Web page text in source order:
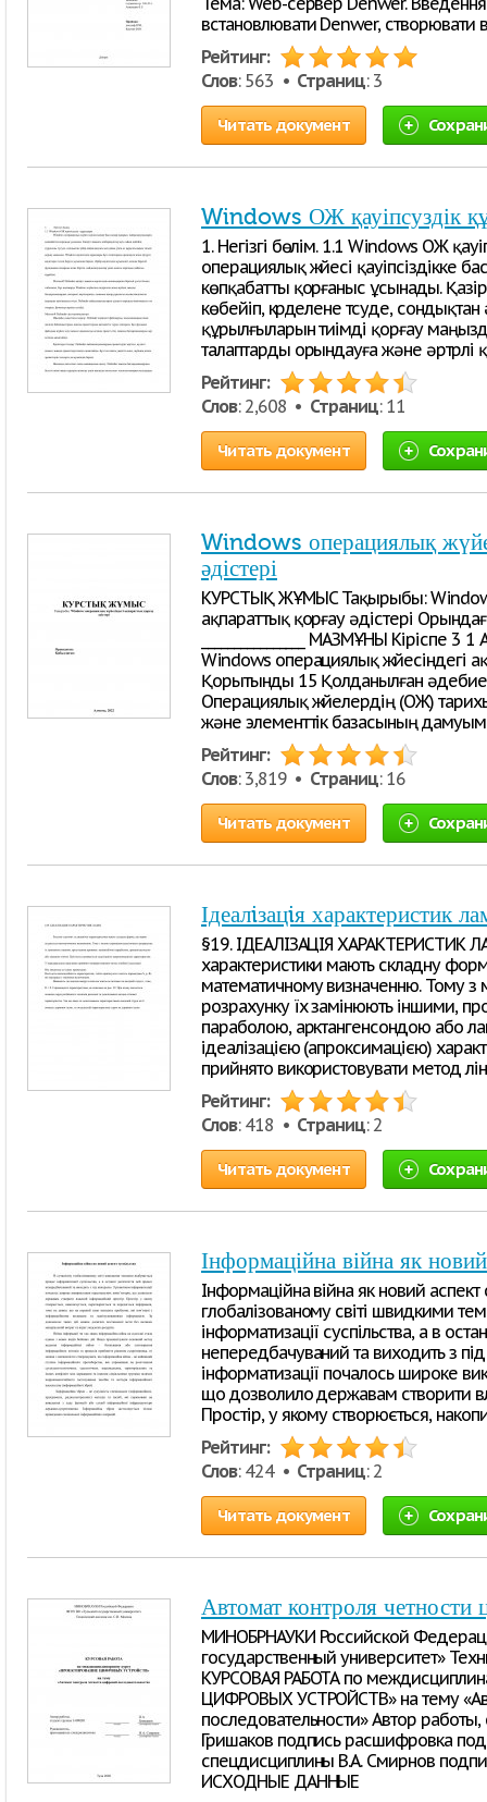
встановлювати Denwer, створювати
Рейтинг:
Слов: 563 • Страниц: 3
Читать документ
Windows ОЖ қауіпсуздік
1. Негізгі бөлім. 1.1 Windows ОЖ
операциялық жүйесі қауіпсіздікке
көпқабатты қорғаныс ұсынады.
көбейіп, күрделене түсуде,
құрылғыларын тиімді қорғау
талаптарды орындауға және әртүрлі
Рейтинг:
Слов: 2,608 • Страниц: 11
Читать документ
Windows операциялық
әдістері
КУРСТЫҚ ЖҰМЫС Тақырыбы:
ақпараттық қорғау әдістері
________________ МАЗМҰНЫ Кіріспе 3
Windows операциялық жүйесіндегі
Қорытынды 15 Қолданылған
Операциялық жүйелердің (ОЖ)
және элементтік базасының
Рейтинг:
Слов: 3,819 • Страниц: 16
Читать документ
Ідеалiзацiя характеристик
§19. ІДЕАЛІЗАЦІЯ ХАРАКТЕРИСТИК
характеристики мають складну
математичному визначенню. Тому з
розрахунку їх замінюють іншими,
параболою, арктангенсондою або
ідеалізацією (апроксимацією)
прийнято використовувати метод
Рейтинг:
Слов: 418 • Страниц: 2
Читать документ
Інформаційна війна як
Інформаційна війна як новий аспект
глобалізованому світі швидкими
інформатизації суспільства, а в
непередбачуваний та виходить з
інформатизації почалось широке
що дозволило державам створити
Простір, у якому створюється,
Рейтинг:
Слов: 424 • Страниц: 2
Читать документ
Автомат контроля четности
МИНОБРНАУКИ Российской
государственный университет»
КУРСОВАЯ РАБОТА по
ЦИФРОВЫХ УСТРОЙСТВ» на тему
последовательности» Автор
Гришаков подпись расшифровка
спецдисциплины В.А. Смирнов
ИСХОДНЫЕ ДАННЫЕ